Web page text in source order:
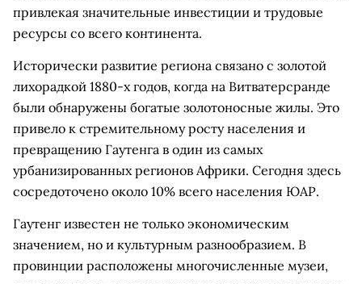
привлекая значительные инвестиции и трудовые
ресурсы со всего континента.
Исторически развитие региона связано с золотой
лихорадкой 1880-х годов, когда на Витватерсранде
были обнаружены богатые золотоносные жилы. Это
привело к стремительному росту населения и
превращению Гаутенга в один из самых
урбанизированных регионов Африки. Сегодня здесь
сосредоточено около 10% всего населения ЮАР.
Гаутенг известен не только экономическим
значением, но и культурным разнообразием. В
провинции расположены многочисленные музеи,